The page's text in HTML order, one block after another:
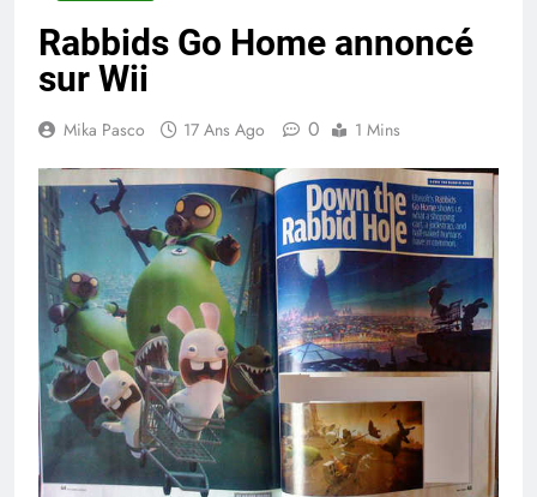
Rabbids Go Home annoncé
sur Wii
Mika Pasco 17 Ans Ago 0 1 Mins